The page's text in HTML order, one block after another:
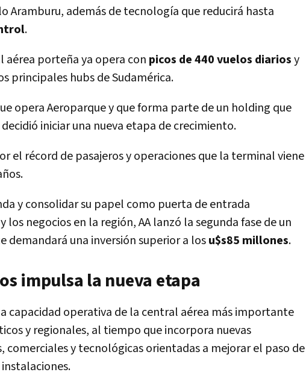
Aramburu, además de tecnología que reducirá hasta
.
porteña ya opera con picos de 440 vuelos diariosy
principales hubs de Sudamérica.
opera Aeroparque y que forma parte de un holding que
iniciar una nueva etapa de crecimiento.
el récord de pasajeros y operaciones que la terminal viene
y consolidar su papel como puerta de entrada
negocios en la región, AA lanzó la segunda fase de un
demandará una inversión superior a losu$s85 millones.
impulsa la nueva etapa
capacidad operativa de la central aérea más importante
y regionales, al tiempo que incorpora nuevas
comerciales y tecnológicas orientadas a mejorar el paso de